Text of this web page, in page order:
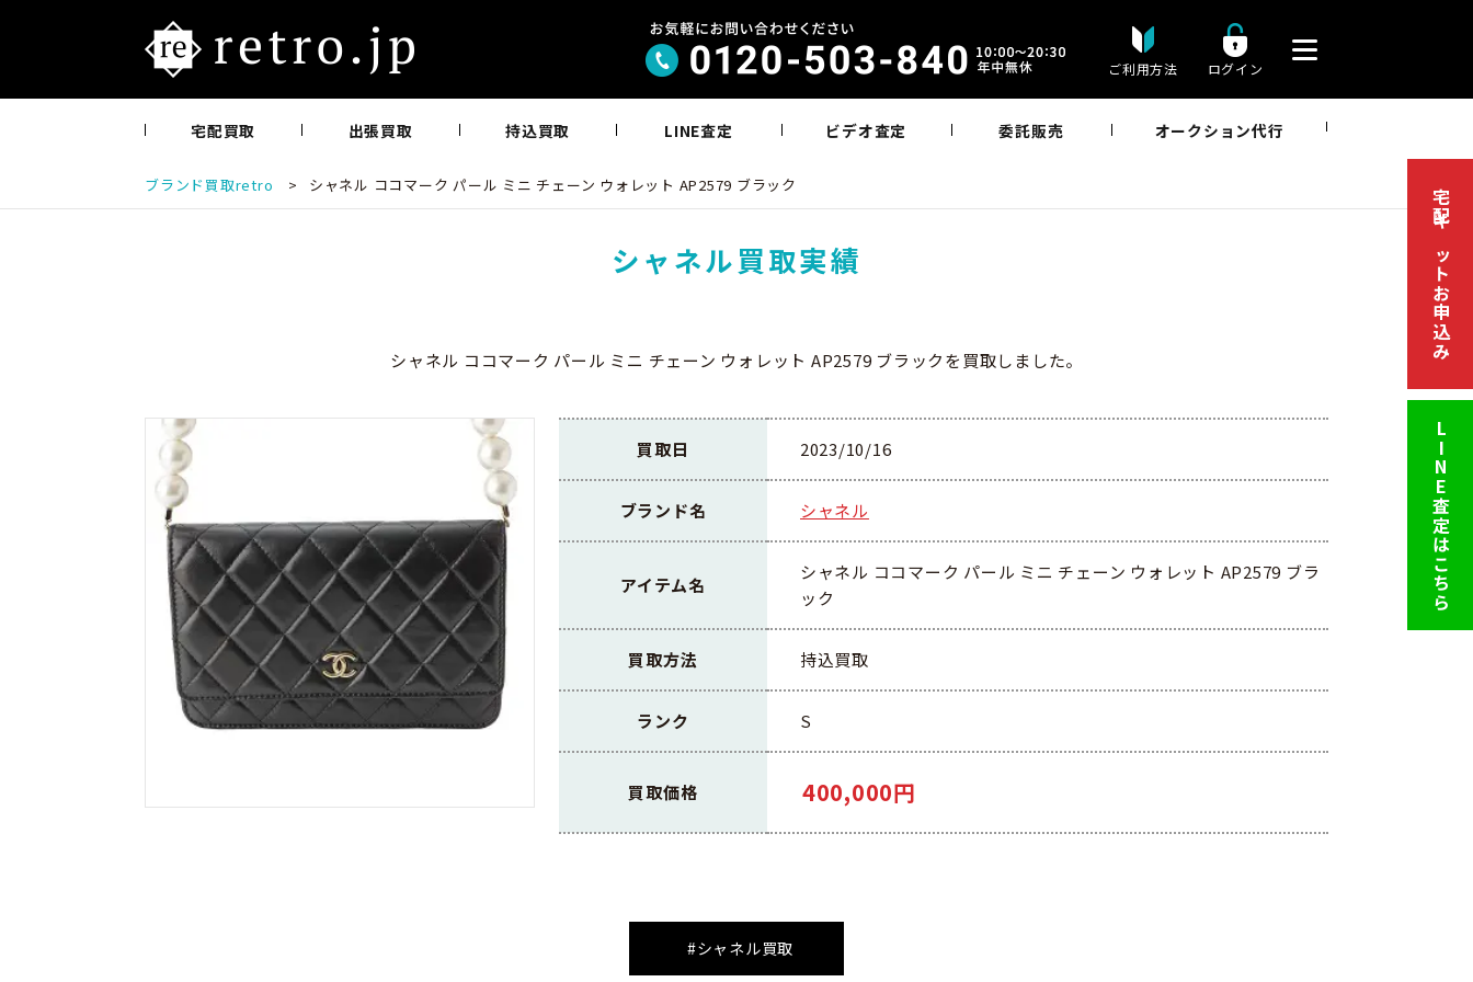
ご利用方法 ログイン
宅配買取 出張買取 持込買取 LINE査定 ビデオ査定 委託販売 オークション代行
ブランド買取retro > シャネル ココマーク パール ミニ チェーン ウォレット AP2579 ブラック
宅配キットお申込み
LINE査定はこちら
シャネル買取実績
シャネル ココマーク パール ミニ チェーン ウォレット AP2579 ブラックを買取しました。
買取日 2023/10/16
ブランド名 シャネル
アイテム名
シャネル ココマーク パール ミニ チェーン ウォレット AP2579 ブラ
ック
買取方法 持込買取
ランク S
買取価格 400,000円
#シャネル買取